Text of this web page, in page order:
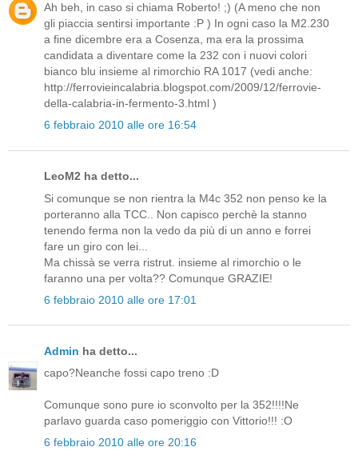
Ah beh, in caso si chiama Roberto! ;) (A meno che non
gli piaccia sentirsi importante :P ) In ogni caso la M2.230
a fine dicembre era a Cosenza, ma era la prossima
candidata a diventare come la 232 con i nuovi colori
bianco blu insieme al rimorchio RA 1017 (vedi anche:
http://ferrovieincalabria.blogspot.com/2009/12/ferrovie-
della-calabria-in-fermento-3.html )
6 febbraio 2010 alle ore 16:54
LeoM2 ha detto...
Si comunque se non rientra la M4c 352 non penso ke la
porteranno alla TCC.. Non capisco perchè la stanno
tenendo ferma non la vedo da più di un anno e forrei
fare un giro con lei...
Ma chissà se verra ristrut. insieme al rimorchio o le
faranno una per volta?? Comunque GRAZIE!
6 febbraio 2010 alle ore 17:01
Admin ha detto...
capo?Neanche fossi capo treno :D
Comunque sono pure io sconvolto per la 352!!!!Ne
parlavo guarda caso pomeriggio con Vittorio!!! :O
6 febbraio 2010 alle ore 20:16